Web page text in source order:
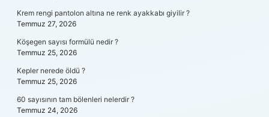
Krem rengi pantolon altına ne renk ayakkabı giyilir ?
Temmuz 27, 2026
Köşegen sayısı formülü nedir ?
Temmuz 25, 2026
Kepler nerede öldü ?
Temmuz 25, 2026
60 sayısının tam bölenleri nelerdir ?
Temmuz 24, 2026